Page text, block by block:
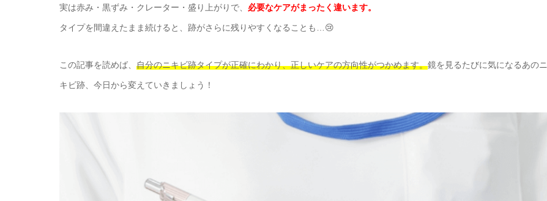
実は赤み・黒ずみ・クレーター・盛り上がりで、 必要なケアがまったく違います。
タイプを間違えたまま続けると、跡がさらに残りやすくなることも…😢
この記事を読めば、 自分のニキビ跡タイプが正確にわかり、正しいケアの方向性がつかめます。鏡を見るたびに気になるあのニ
キビ跡、今日から変えていきましょう！